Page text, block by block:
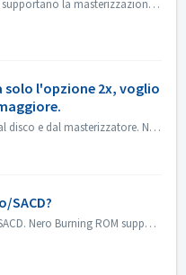
Nero Burning ROM e Neo Express supportano la masterizzazione su dischi BD DL (50 GB) e BD XL (100 GB e 128 G). Nero Video supporta la masterizzazione di dis...
l'opzione 2x, voglio
La velocità di scrittura dipende dal disco e dal masterizzatore. Nero Burning ROM rileva automaticamente il masterizzatore e il disco ed elenca la velocità ...
SACD?
Nero non supporta i DVD audio/SACD. Nero Burning ROM supporta solo la masterizzazione di CD audio a 44100 hz.